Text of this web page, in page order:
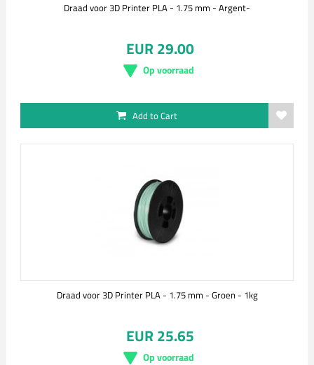
Draad voor 3D Printer PLA - 1.75 mm - Argent-
EUR 29.00
Op voorraad
Add to Cart
Draad voor 3D Printer PLA - 1.75 mm - Groen - 1kg
EUR 25.65
Op voorraad